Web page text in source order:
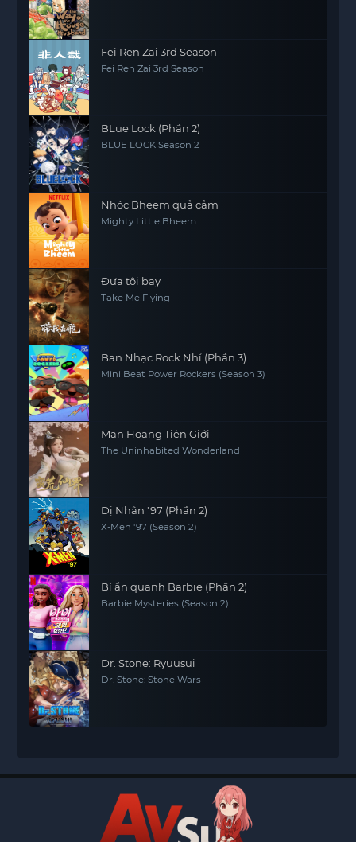
Fei Ren Zai 3rd Season
Fei Ren Zai 3rd Season
BLue Lock (Phần 2)
BLUE LOCK Season 2
Nhóc Bheem quả cảm
Mighty Little Bheem
Đưa tôi bay
Take Me Flying
Ban Nhạc Rock Nhí (Phần 3)
Mini Beat Power Rockers (Season 3)
Man Hoang Tiên Giới
The Uninhabited Wonderland
Dị Nhân '97 (Phần 2)
X-Men '97 (Season 2)
Bí ẩn quanh Barbie (Phần 2)
Barbie Mysteries (Season 2)
Dr. Stone: Ryuusui
Dr. Stone: Stone Wars